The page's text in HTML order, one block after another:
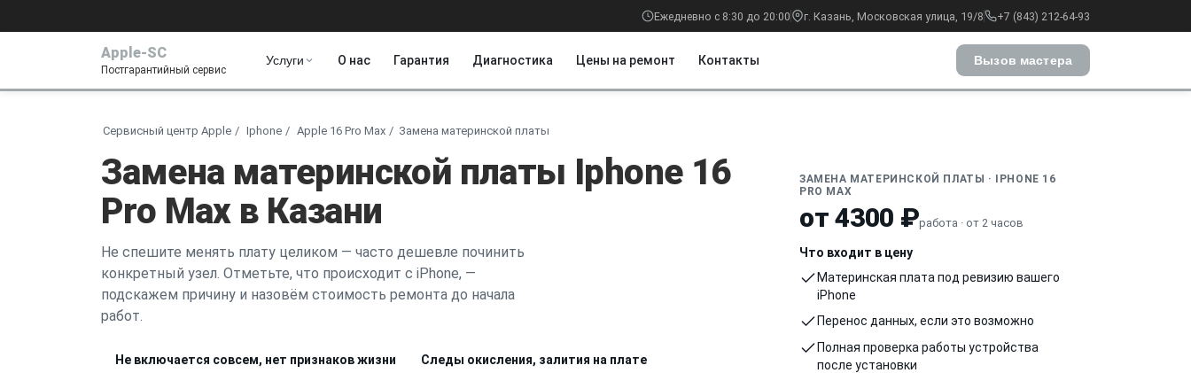
Ежедневно с 8:30 до 20:00 г. Казань, Московская улица, 19/8 +7 (843) 212-64-93
Apple-SC
Постгарантийный сервис
Услуги О нас Гарантия Диагностика Цены на ремонт Контакты Вызов мастера
Сервисный центр Apple Iphone Apple 16 Pro Max Замена материнской платы
Замена материнской платы Iphone 16
Pro Max в Казани
Не спешите менять плату целиком — часто дешевле починить
конкретный узел. Отметьте, что происходит с iPhone, —
подскажем причину и назовём стоимость ремонта до начала
работ.
Не включается совсем, нет признаков жизни Следы окисления, залития на плате
ЗАМЕНА МАТЕРИНСКОЙ ПЛАТЫ · IPHONE 16
PRO MAX
от 4300 ₽работа · от 2 часов
Что входит в цену
Материнская плата под ревизию вашего
iPhone
Перенос данных, если это возможно
Полная проверка работы устройства
после установки